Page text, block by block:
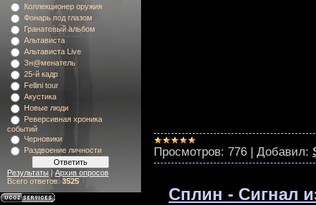
Коллекционер оружия
Фонарь под глазом
Гранатовый альбом
Альтависта
Альтависта Live
Зн@менатель
25-й кадр
Fellini tour
Акустика
Новые люди
Реверсивная хроника
событий
Черновики
Раздвоение личности
Результаты |Архив опросов
Всего ответов:3525
Просмотров: 776 | Добавил:
Сплин - Сигнал